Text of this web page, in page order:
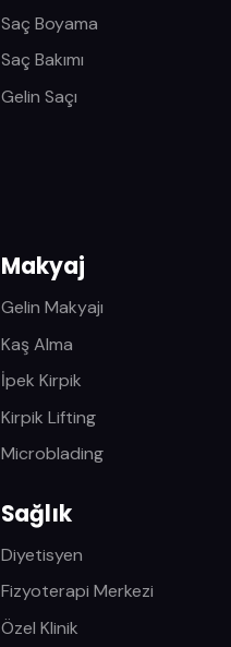
Saç Boyama
Saç Bakımı
Gelin Saçı
Makyaj
Gelin Makyajı
Kaş Alma
İpek Kirpik
Kirpik Lifting
Microblading
Sağlık
Diyetisyen
Fizyoterapi Merkezi
Özel Klinik